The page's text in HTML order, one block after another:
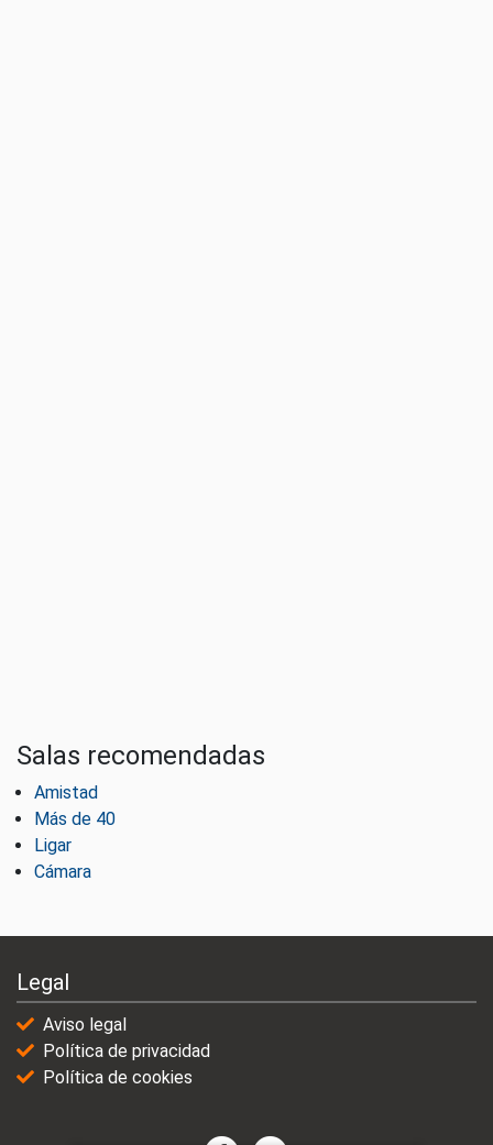
Salas recomendadas
Amistad
Más de 40
Ligar
Cámara
Legal
Aviso legal
Política de privacidad
Política de cookies